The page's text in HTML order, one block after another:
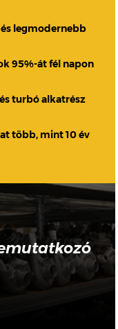
legmodernebb
95%-át fél napon
turbó alkatrész
több, mint 10 év